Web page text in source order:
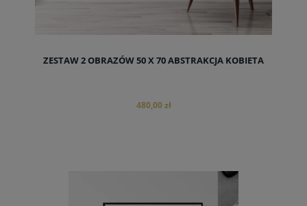
ZESTAW 2 OBRAZÓW 50 X 70 ABSTRAKCJA KOBIETA
480,00 zł